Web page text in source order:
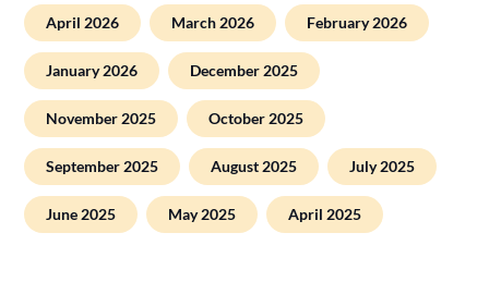
April 2026 March 2026 February 2026
January 2026 December 2025
November 2025 October 2025
September 2025 August 2025 July 2025
June 2025 May 2025 April 2025